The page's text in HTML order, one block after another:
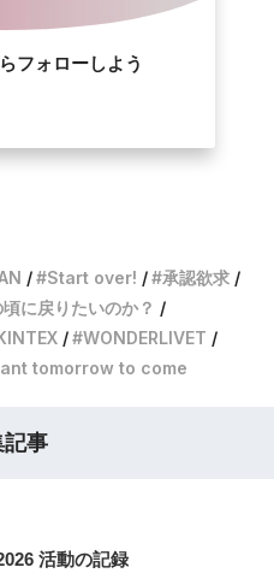
フォローしよう
Start over!
承認欲求
に戻りたいのか？
WONDERLIVET
tomorrow to come
記事
活動の記録